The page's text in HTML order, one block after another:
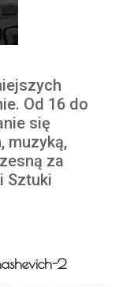
Od 16 do
się
muzyką,
za
Sztuki
2